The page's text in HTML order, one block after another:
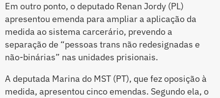
Em outro ponto, o deputado Renan Jordy (PL)
apresentou emenda para ampliar a aplicação da
medida ao sistema carcerário, prevendo a
separação de “pessoas trans não redesignadas e
não-binárias” nas unidades prisionais.
A deputada Marina do MST (PT), que fez oposição à
medida, apresentou cinco emendas. Segundo ela, o